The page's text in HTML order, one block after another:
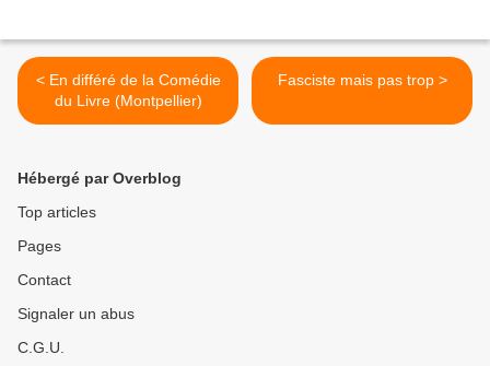
< En différé de la Comédie
du Livre (Montpellier)
Fasciste mais pas trop >
Hébergé par Overblog
Top articles
Pages
Contact
Signaler un abus
C.G.U.